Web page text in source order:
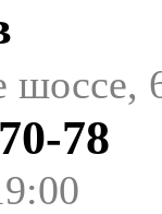
шоссе,
78